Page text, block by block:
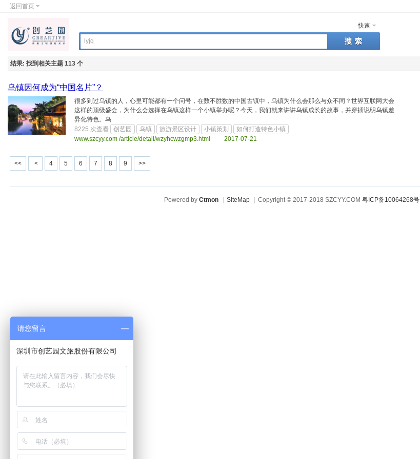
返回首页
快速
结果: 找到相关主题 113 个
乌镇因何成为“中国名片”？
很多到过乌镇的人，心里可能都有一个问号，在数不胜数的中国古镇中，乌镇为什么会那么与众不同？世界互联网大会
这样的顶级盛会，为什么会选择在乌镇这样一个小镇举办呢？今天，我们就来讲讲乌镇成长的故事，并穿插说明乌镇差
异化特色。乌
8225 次查看
创艺园 乌镇 旅游景区设计 小镇策划
如何打造特色小镇
www.szcyy.com /article/detail/wzyhcwzgmp3.html 2017-07-21
4 5 6 7 8 9
Powered by Ctmon SiteMap Copyright © 2017-2018 SZCYY.COM 粤ICP备10064268号
请您留言
深圳市创艺园文旅股份有限公司